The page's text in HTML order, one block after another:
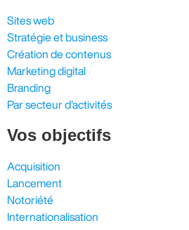
Sites web
Stratégie et business
Création de contenus
Marketing digital
Branding
Par secteur d'activités
Vos objectifs
Acquisition
Lancement
Notoriété
Internationalisation